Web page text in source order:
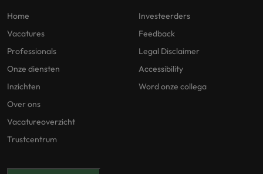
Home
Vacatures
Professionals
Onze diensten
Inzichten
Over ons
Vacatureoverzicht
Trustcentrum
Investeerders
Feedback
Legal Disclaimer
Accessibility
Word onze collega